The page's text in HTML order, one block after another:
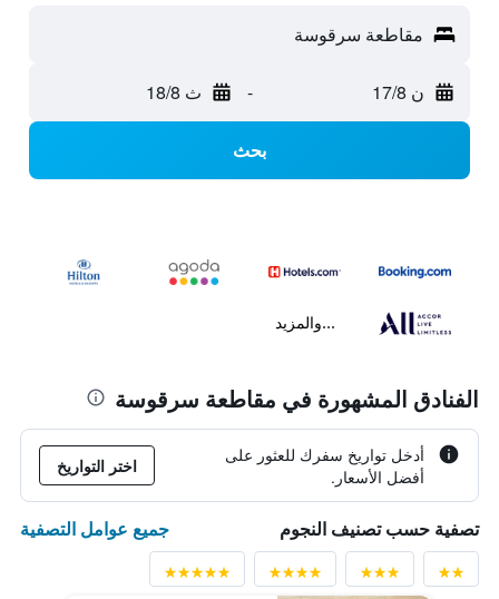
مقاطعة سرقوسة
ن 17/8 - ث 18/8
بحث
...والمزيد
الفنادق المشهورة في مقاطعة سرقوسة
أدخل تواريخ سفرك للعثور على
أفضل الأسعار.
اختر التواريخ
تصفية حسب تصنيف النجوم جميع عوامل التصفية